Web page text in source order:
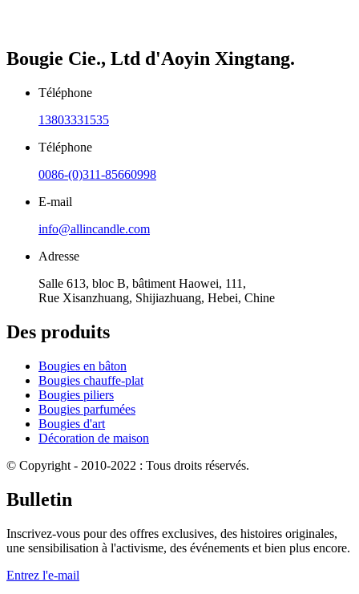
Bougie Cie., Ltd d'Aoyin Xingtang.
Téléphone
13803331535
Téléphone
0086-(0)311-85660998
E-mail
info@allincandle.com
Adresse
Salle 613, bloc B, bâtiment Haowei, 111,
Rue Xisanzhuang, Shijiazhuang, Hebei, Chine
Des produits
Bougies en bâton
Bougies chauffe-plat
Bougies piliers
Bougies parfumées
Bougies d'art
Décoration de maison
© Copyright - 2010-2022 : Tous droits réservés.
Bulletin
Inscrivez-vous pour des offres exclusives, des histoires originales,
une sensibilisation à l'activisme, des événements et bien plus encore.
Entrez l'e-mail